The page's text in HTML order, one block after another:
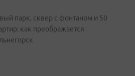
парк, сквер с фонтаном и 50
как преображается